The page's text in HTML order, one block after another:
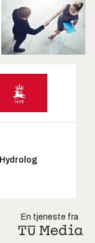
Hydrolog
En tjeneste fra